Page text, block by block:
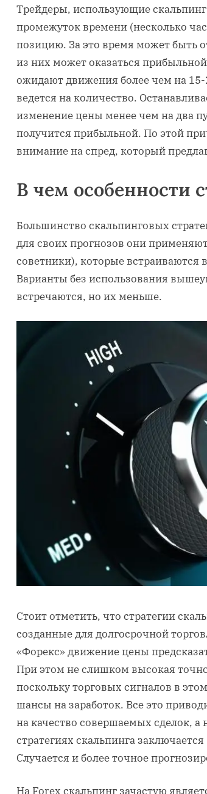
Трейдеры, использующие
промежуток времени (несколько
позицию. За это время может быть
из них может оказаться
ожидают движения более чем на 15-
ведется на количество.
изменение цены менее чем на два
получится прибыльной. По этой
внимание на спред, который
В чем особенности
Большинство скальпинговых
для своих прогнозов они
советники), которые встраиваются
Варианты без использования
встречаются, но их меньше.
Стоит отметить, что стратегии
созданные для долгосрочной
«Форекс» движение цены
При этом не слишком высокая
поскольку торговых сигналов в
шансы на заработок. Все это
на качество совершаемых сделок, а
стратегиях скальпинга
Случается и более точное
На Forex скальпинг зачастую